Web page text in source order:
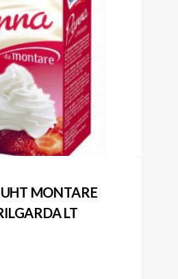
MONTARE
LT